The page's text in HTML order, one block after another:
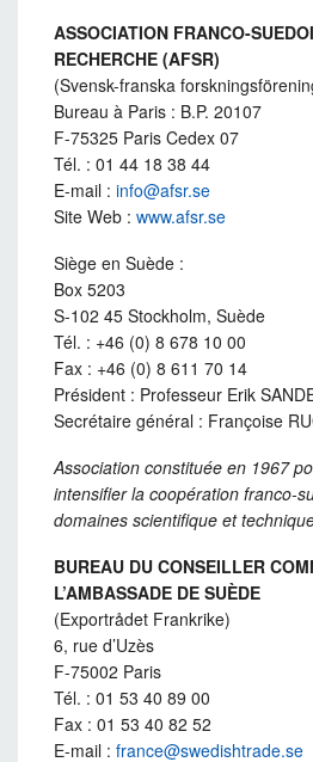
ASSOCIATION FRANCO-
RECHERCHE (AFSR)
(Svensk-franska
Bureau à Paris : B.P. 20107
F-75325 Paris Cedex 07
Tél. : 01 44 18 38 44
E-mail : info@afsr.se
Site Web : www.afsr.se
Siège en Suède :
Box 5203
S-102 45 Stockholm, Suède
Tél. : +46 (0) 8 678 10 00
Fax : +46 (0) 8 611 70 14
Président : Professeur Erik
Secrétaire général : Françoise
Association constituée en 1967
intensifier la coopération franco-
domaines scientifique et
BUREAU DU CONSEILLER
L’AMBASSADE DE SUÈDE
(Exportrådet Frankrike)
6, rue d’Uzès
F-75002 Paris
Tél. : 01 53 40 89 00
Fax : 01 53 40 82 52
E-mail : france@swedishtrade.se